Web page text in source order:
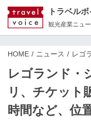
トラベル
観光産業ニュ
HOME ニュース レゴ
レゴランド・
リ、チケット
時間など、位